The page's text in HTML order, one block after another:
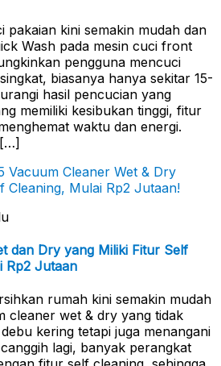
pakaian kini semakin mudah dan
Wash pada mesin cuci front
pengguna mencuci
biasanya hanya sekitar 15-
hasil pencucian yang
memiliki kesibukan tinggi, fitur
waktu dan energi.
[…]
dan Dry yang Miliki Fitur Self
Rp2 Jutaan
rumah kini semakin mudah
cleaner wet & dry yang tidak
kering tetapi juga menangani
lagi, banyak perangkat